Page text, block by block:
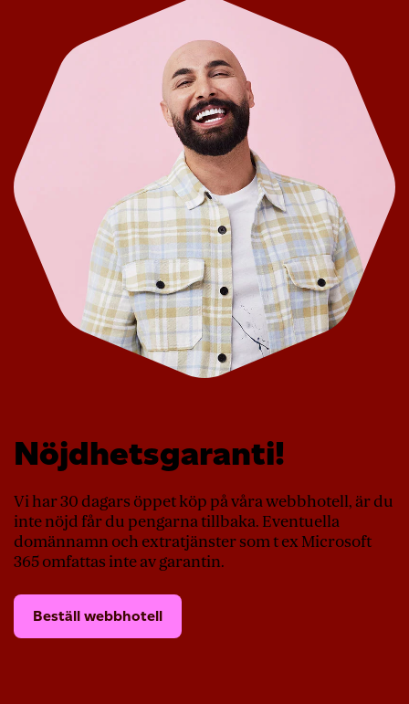
Nöjdhetsgaranti!
Vi har 30 dagars öppet köp på våra webbhotell, är du
inte nöjd får du pengarna tillbaka. Eventuella
domännamn och extratjänster som t ex Microsoft
365 omfattas inte av garantin.
Beställ webbhotell